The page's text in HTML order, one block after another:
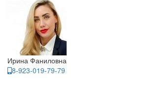
Ирина Фаниловна
8-923-019-79-79